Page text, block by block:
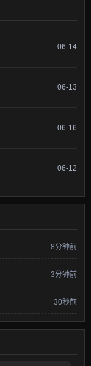
06-14
06-13
06-16
06-12
8分钟前
3分钟前
30秒前